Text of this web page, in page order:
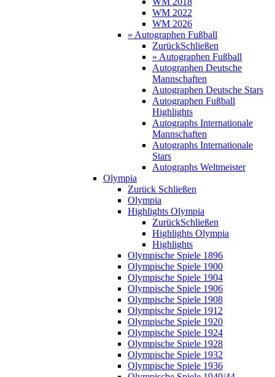
WM 2022
WM 2026
» Autographen Fußball
ZurückSchließen
» Autographen Fußball
Autographen Deutsche
Mannschaften
Autographen Deutsche Stars
Autographen Fußball
Highlights
Autographs Internationale
Mannschaften
Autographs Internationale
Stars
Autographs Weltmeister
Olympia
Zurück Schließen
Olympia
Highlights Olympia
ZurückSchließen
Highlights Olympia
Highlights
Olympische Spiele 1896
Olympische Spiele 1900
Olympische Spiele 1904
Olympische Spiele 1906
Olympische Spiele 1908
Olympische Spiele 1912
Olympische Spiele 1920
Olympische Spiele 1924
Olympische Spiele 1928
Olympische Spiele 1932
Olympische Spiele 1936